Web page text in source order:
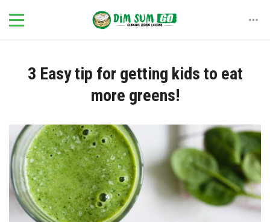
3 Easy tip for getting kids to eat
more greens!